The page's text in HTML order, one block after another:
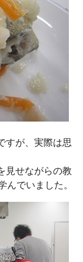
すが、実際は思
見せながらの教
でいました。